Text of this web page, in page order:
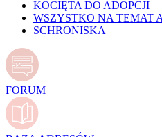
KOCIĘTA DO ADOPCJI
WSZYSTKO NA TEMAT
SCHRONISKA
FORUM